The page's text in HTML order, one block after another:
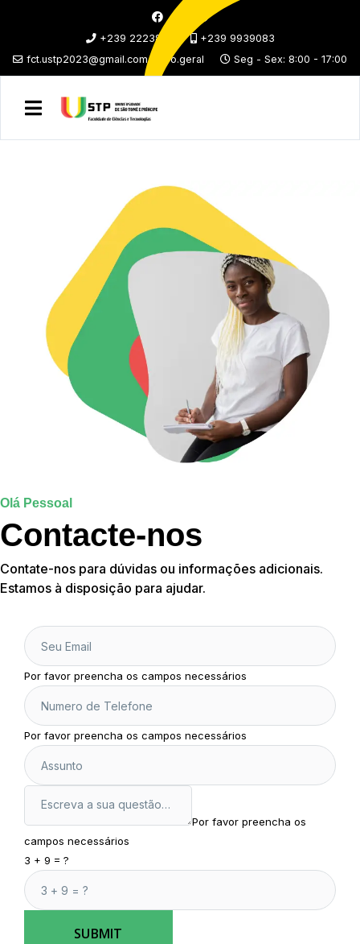
+239 2223876
+239 9939083
fct.ustp2023@gmail.com / info.geral
Seg - Sex: 8:00 - 17:00
Olá Pessoal
Contacte-nos
Contate-nos para dúvidas ou informações adicionais.
Estamos à disposição para ajudar.
Por favor preencha os campos necessários
Por favor preencha os campos necessários
Por favor preencha os
campos necessários
3 + 9 = ?
SUBMIT